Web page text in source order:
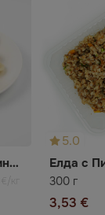
Готвени Пелмени Свинско и Телешко 12 бр + сметана 50 гр
кг
5.0
Елда с
300 г
3,53 €